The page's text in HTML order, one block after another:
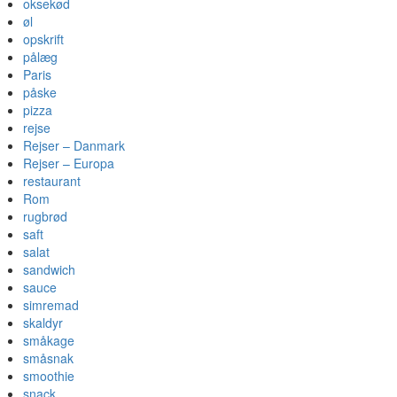
oksekød
øl
opskrift
pålæg
Paris
påske
pizza
rejse
Rejser – Danmark
Rejser – Europa
restaurant
Rom
rugbrød
saft
salat
sandwich
sauce
simremad
skaldyr
småkage
småsnak
smoothie
snack